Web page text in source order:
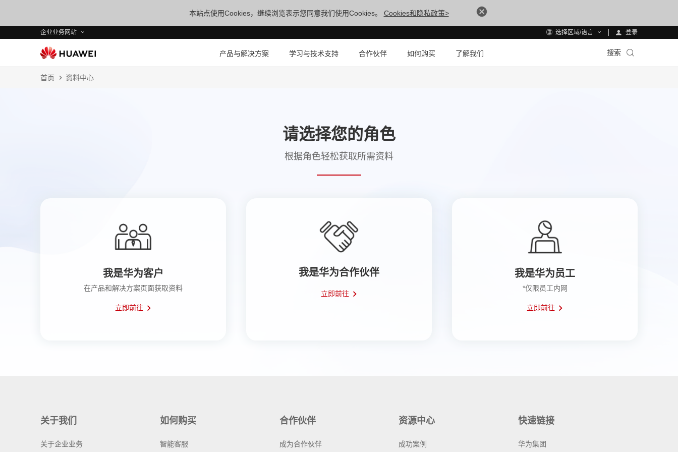
本站点使用Cookies，继续浏览表示您同意我们使用Cookies。 Cookies和隐私政策>
企业业务网站 选择区域/语言 登录
产品与解决方案 学习与技术支持 合作伙伴 如何购买 了解我们 搜索
首页 资料中心
请选择您的角色
根据角色轻松获取所需资料
我是华为客户
在产品和解决方案页面获取资料
立即前往
我是华为合作伙伴
立即前往
我是华为员工
*仅限员工内网
立即前往
关于我们
关于企业业务
如何购买
智能客服
合作伙伴
成为合作伙伴
资源中心
成功案例
快速链接
华为集团